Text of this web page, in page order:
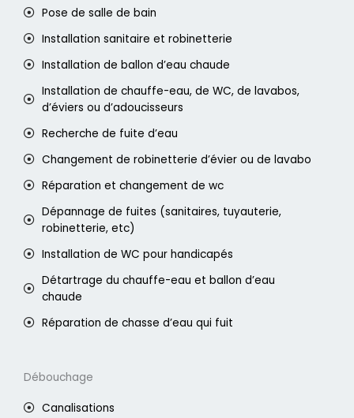
Pose de salle de bain
Installation sanitaire et robinetterie
Installation de ballon d’eau chaude
Installation de chauffe-eau, de WC, de lavabos,
d’éviers ou d’adoucisseurs
Recherche de fuite d’eau
Changement de robinetterie d’évier ou de lavabo
Réparation et changement de wc
Dépannage de fuites (sanitaires, tuyauterie,
robinetterie, etc)
Installation de WC pour handicapés
Détartrage du chauffe-eau et ballon d’eau
chaude
Réparation de chasse d’eau qui fuit
Débouchage
Canalisations